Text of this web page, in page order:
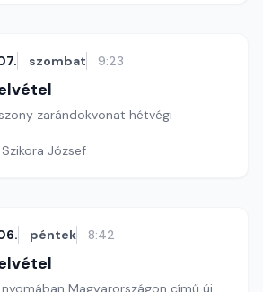
szombat 9:23
zarándokvonat hétvégi
József
péntek 8:42
Magyarországon című új